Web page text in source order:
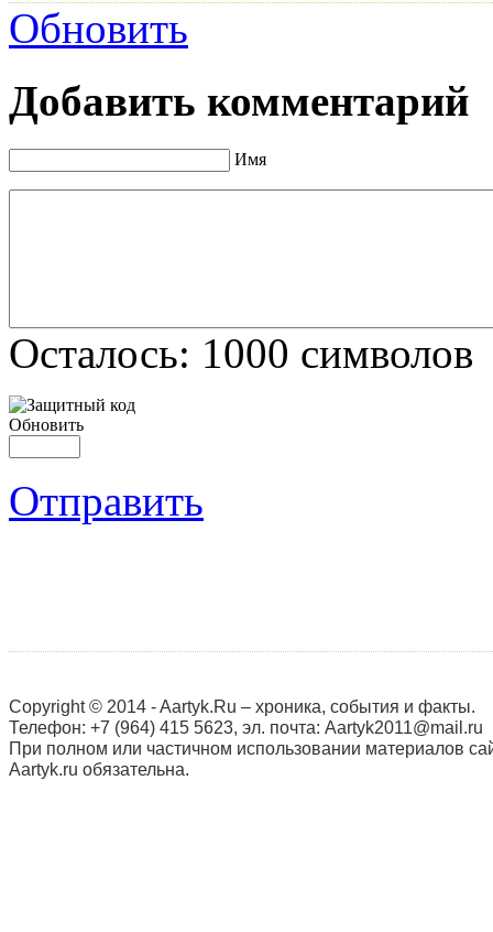
Обновить
Добавить комментарий
Имя
Осталось: 1000 символов
Обновить
Отправить
Copyright © 2014 - Aartyk.Ru – хроника, события и факты.
Телефон: +7 (964) 415 5623, эл. почта: Aartyk2011@mail.ru
При полном или частичном использовании материалов
Aartyk.ru oбязательна.